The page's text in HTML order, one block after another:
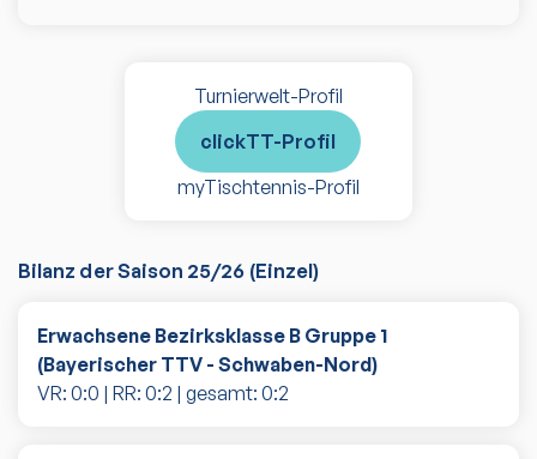
Turnierwelt-Profil
clickTT-Profil
myTischtennis-Profil
Bilanz der Saison 25/26 (Einzel)
Erwachsene Bezirksklasse B Gruppe 1
(Bayerischer TTV - Schwaben-Nord)
VR: 0:0 | RR: 0:2 | gesamt: 0:2